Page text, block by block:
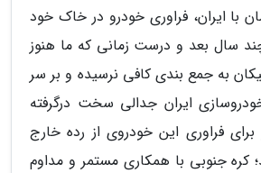
با ایران، فراوری خودرو در خاک خود
سال بعد و درست زمانی که ما هنوز
به جمع بندی کافی نرسیده و بر سر
ایران جدالی سخت درگرفته
فراوری این خودروی از رده خارج
کره جنوبی با همکاری مستمر و مداوم